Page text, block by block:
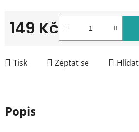
149 Kč
Tisk Zeptat se Hlídat
Popis